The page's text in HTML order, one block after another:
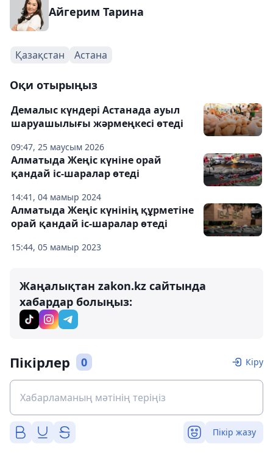
Айгерим Тарина
Қазақстан Астана
Оқи отырыңыз
09:47, 25 маусым 2026
Демалыс күндері Астанада ауыл
шаруашылығы жәрмеңкесі өтеді
14:41, 04 мамыр 2024
Алматыда Жеңіс күніне орай
қандай іс-шаралар өтеді
15:44, 05 мамыр 2023
Алматыда Жеңіс күнінің құрметіне
орай қандай іс-шаралар өтеді
Жаңалықтан zakon.kz сайтында
хабардар болыңыз:
Пікірлер 0 Кіру
Пікір жазу